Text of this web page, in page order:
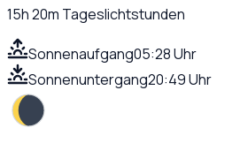
15h 20m Tageslichtstunden
Sonnenaufgang05:28 Uhr
Sonnenuntergang20:49 Uhr